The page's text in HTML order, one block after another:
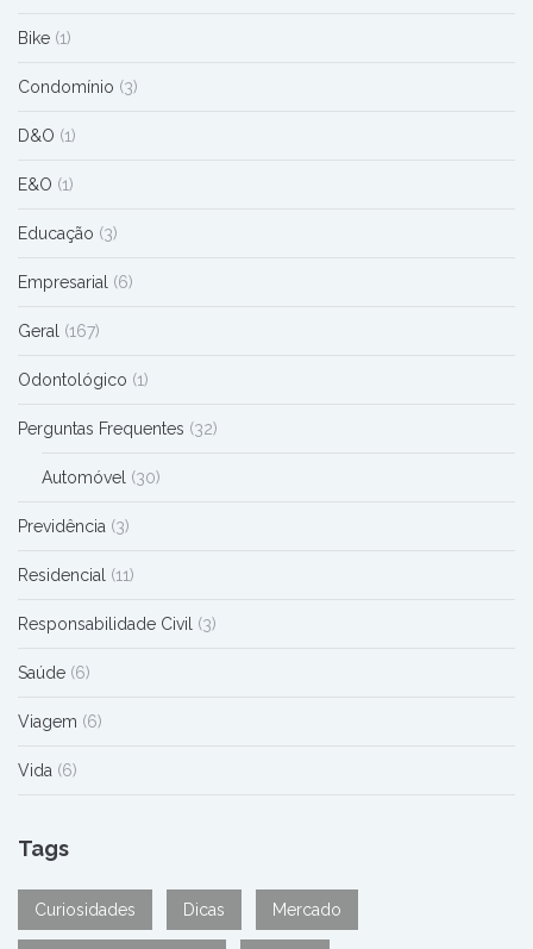
Bike (1)
Condomínio (3)
D&O (1)
E&O (1)
Educação (3)
Empresarial (6)
Geral (167)
Odontológico (1)
Perguntas Frequentes (32)
Automóvel (30)
Previdência (3)
Residencial (11)
Responsabilidade Civil (3)
Saúde (6)
Viagem (6)
Vida (6)
Tags
Curiosidades Dicas Mercado